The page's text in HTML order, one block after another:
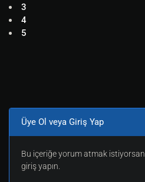
3
4
5
Üye Ol veya Giriş Yap
Bu içeriğe yorum atmak
giriş yapın.